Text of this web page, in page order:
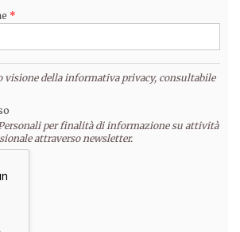
*
visione della informativa privacy, consultabile
per finalità di informazione su attività
attraverso newsletter.